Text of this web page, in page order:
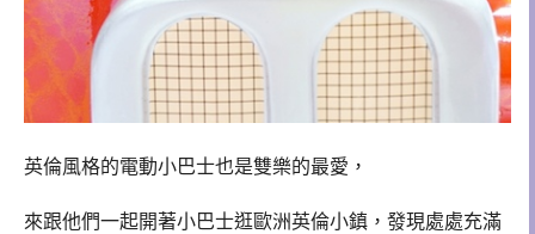
英倫風格的電動小巴士也是雙樂的最愛，
來跟他們一起開著小巴士逛歐洲英倫小鎮，發現處處充滿